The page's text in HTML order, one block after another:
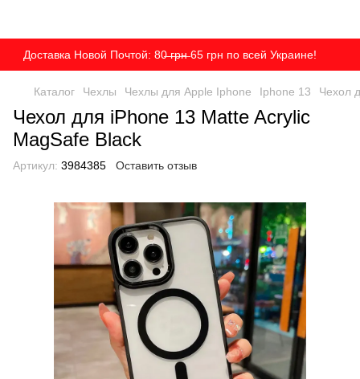
Доставка Новой Почтой: 80̶ ̶г̶р̶н̶ 65 грн по всей Украине!
Каталог Чехлы Чехлы для Apple Iphone Iphone 13 Чехол
Чехол для iPhone 13 Matte Acrylic
MagSafe Black
Артикул: 3984385 Оставить отзыв